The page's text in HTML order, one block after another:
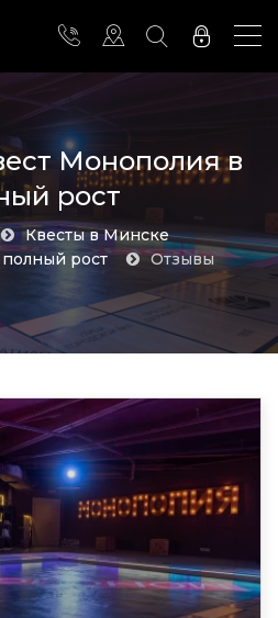
Монополия в
рост
Квесты в Минске
полный рост
Отзывы